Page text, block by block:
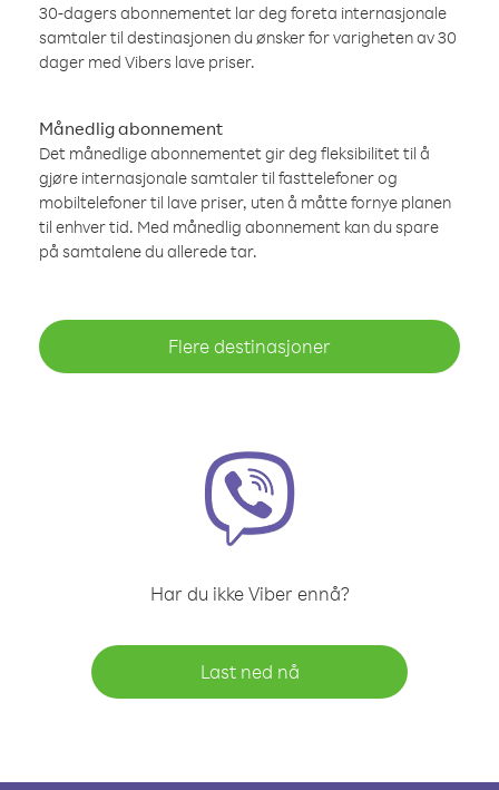
30-dagers abonnementet lar deg foreta internasjonale
samtaler til destinasjonen du ønsker for varigheten av 30
dager med Vibers lave priser.
Månedlig abonnement
Det månedlige abonnementet gir deg fleksibilitet til å
gjøre internasjonale samtaler til fasttelefoner og
mobiltelefoner til lave priser, uten å måtte fornye planen
til enhver tid. Med månedlig abonnement kan du spare
på samtalene du allerede tar.
Flere destinasjoner
Har du ikke Viber ennå?
Last ned nå